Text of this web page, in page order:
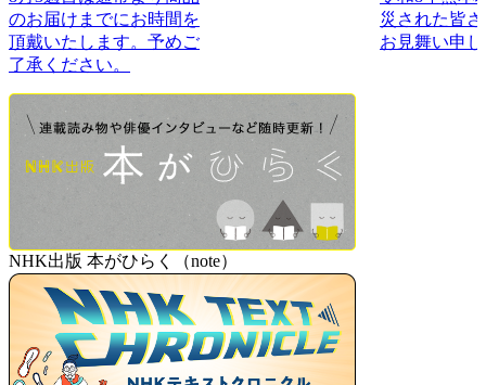
のお届けまでにお時間を
頂戴いたします。予めご
了承ください。
災された皆
お見舞い申
NHK出版 本がひらく（note）